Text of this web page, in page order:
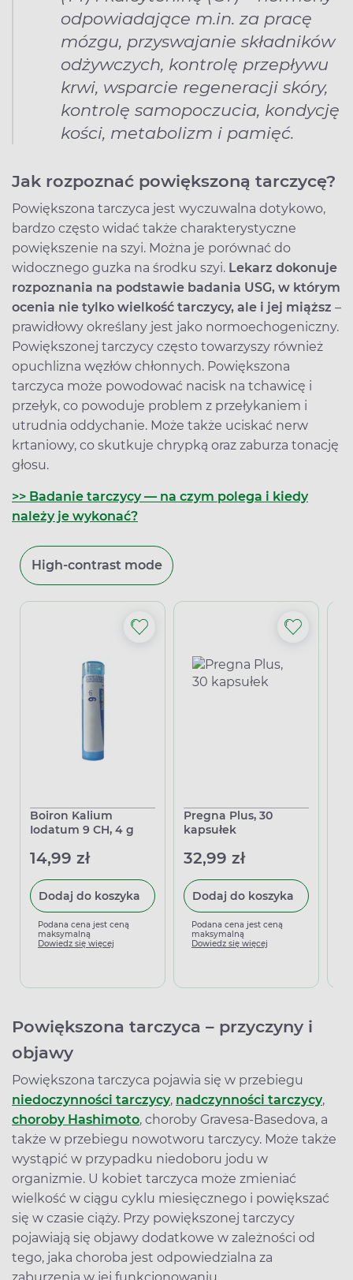
odpowiadające m.in. za pracę
mózgu, przyswajanie składników
odżywczych, kontrolę przepływu
krwi, wsparcie regeneracji skóry,
kontrolę samopoczucia, kondycję
kości, metabolizm i pamięć.
Jak rozpoznać powiększoną tarczycę?
Powiększona tarczyca jest wyczuwalna dotykowo,
bardzo często widać także charakterystyczne
powiększenie na szyi. Można je porównać do
widocznego guzka na środku szyi. Lekarz dokonuje
rozpoznania na podstawie badania USG, w którym
ocenia nie tylko wielkość tarczycy, ale i jej miąższ –
prawidłowy określany jest jako normoechogeniczny.
Powiększonej tarczycy często towarzyszy również
opuchlizna węzłów chłonnych. Powiększona
tarczyca może powodować nacisk na tchawicę i
przełyk, co powoduje problem z przełykaniem i
utrudnia oddychanie. Może także uciskać nerw
krtaniowy, co skutkuje chrypką oraz zaburza tonację
głosu.
>> Badanie tarczycy — na czym polega i kiedy
należy je wykonać?
High-contrast mode
Boiron Kalium
Iodatum 9 CH, 4 g
14,99 zł
Dodaj do koszyka
Podana cena jest ceną
maksymalną
Dowiedz się więcej
Pregna Plus, 30
kapsułek
32,99 zł
Dodaj do koszyka
Podana cena jest ceną
maksymalną
Dowiedz się więcej
Powiększona tarczyca – przyczyny i
objawy
Powiększona tarczyca pojawia się w przebiegu
niedoczynności tarczycy, nadczynności tarczycy,
choroby Hashimoto, choroby Gravesa-Basedova, a
także w przebiegu nowotworu tarczycy. Może także
wystąpić w przypadku niedoboru jodu w
organizmie. U kobiet tarczyca może zmieniać
wielkość w ciągu cyklu miesięcznego i powiększać
się w czasie ciąży. Przy powiększonej tarczycy
pojawiają się objawy dodatkowe w zależności od
tego, jaka choroba jest odpowiedzialna za